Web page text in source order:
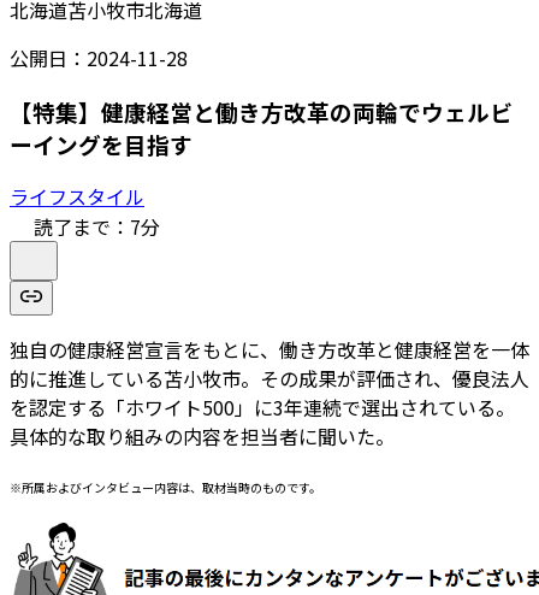
北海道苫小牧市北海道
公開日： 2024-11-28
【特集】健康経営と働き方改革の両輪でウェルビ
ーイングを目指す
ライフスタイル
読了まで： 7分
独自の健康経営宣言をもとに、働き方改革と健康経営を一体
的に推進している苫小牧市。その成果が評価され、優良法人
を認定する「ホワイト500」に3年連続で選出されている。
具体的な取り組みの内容を担当者に聞いた。
※所属およびインタビュー内容は、取材当時のものです。